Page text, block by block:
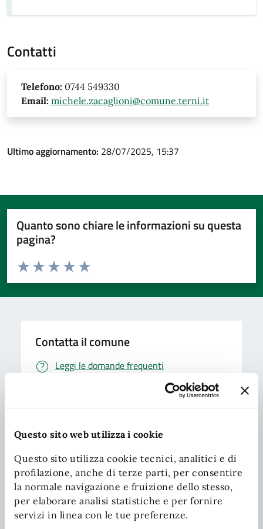
Questo sito web utilizza i cookie
Questo sito utilizza cookie tecnici, analitici e di
profilazione, anche di terze parti, per consentire
la normale navigazione e fruizione dello stesso,
per elaborare analisi statistiche e per fornire
servizi in linea con le tue preferenze.
Contatti
Telefono: 0744 549330
Email: michele.zacaglioni@comune.terni.it
Ultimo aggiornamento: 28/07/2025, 15:37
Quanto sono chiare le informazioni su questa
pagina?
Valuta da 1 a 5 stelle la pagina
Valuta 5 stelle su 5
Valuta 4 stelle su 5
Valuta 3 stelle su 5
Valuta 2 stelle su 5
Valuta 1 stelle su 5
Contatta il comune
Leggi le domande frequenti
Prenota appuntamento
Problemi in città
Segnala disservizio